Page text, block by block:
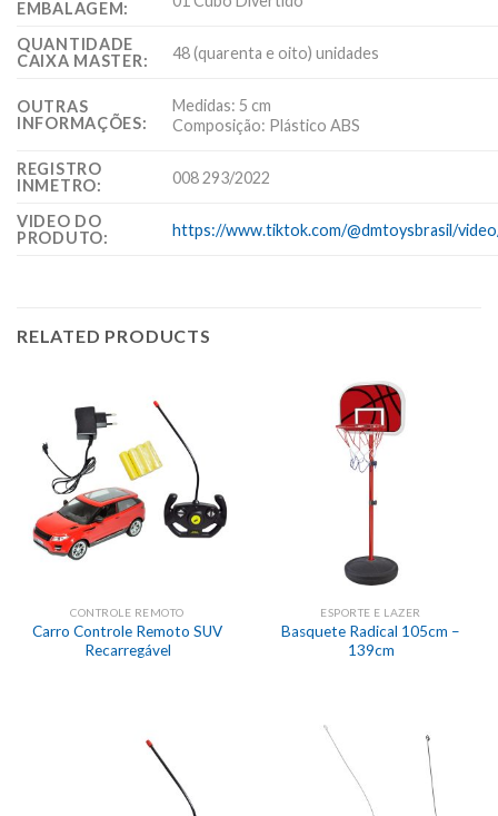
EMBALAGEM:
QUANTIDADE
CAIXA MASTER:
48 (quarenta e oito) unidades
OUTRAS
INFORMAÇÕES:
Medidas: 5 cm
Composição: Plástico ABS
REGISTRO
INMETRO:
008 293/2022
VIDEO DO
PRODUTO:
https://www.tiktok.com/@dmtoysbrasil/
RELATED PRODUCTS
CONTROLE REMOTO
Carro Controle Remoto SUV
Recarregável
ESPORTE E LAZER
Basquete Radical 105cm –
139cm